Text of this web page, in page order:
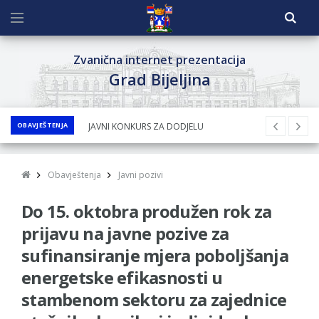
Zvanična internet prezentacija
Grad Bijeljina
OBAVJEŠTENJA
JAVNI KONKURS ZA DODJELU
BESPOVRATNIH SREDSTAVA ZA
ZA 2026. GODINU
Obavještenje za preduzetnika - Nenad
Nukić
PRELIMINARNA RANG LISTA KANDIDATA KOJI
SU OSTVARILI PRAVO NA GRADSKI MJESEČNI
BORAČKI DODATAK ZA DEMOBILISANE
Obavještenja Javni pozivi
Do 15. oktobra produžen rok za
prijavu na javne pozive za
sufinansiranje mjera poboljšanja
energetske efikasnosti u
stambenom sektoru za zajednice